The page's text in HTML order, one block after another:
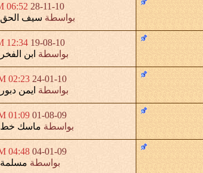
28-11-10
06:52 PM
بواسطة سيف الحق
19-08-10
12:34 PM
بواسطة ابن الفخر
24-01-10
02:23 AM
بواسطة ايمن دبور
01-08-09
01:09 AM
بواسطة ماسك خط
04-01-09
04:48 AM
بواسطة مسلمة